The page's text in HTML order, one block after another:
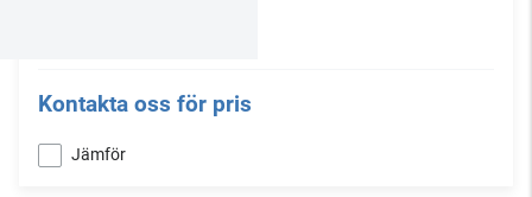
Kontakta oss för pris
Jämför